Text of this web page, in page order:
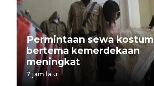
Permintaan sewa kostum
bertema kemerdekaan
meningkat
7 jam lalu